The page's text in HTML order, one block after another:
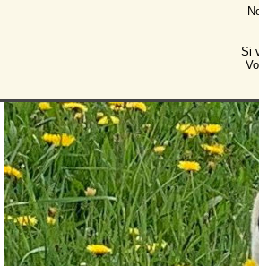
Protectora
Association pour la
Si